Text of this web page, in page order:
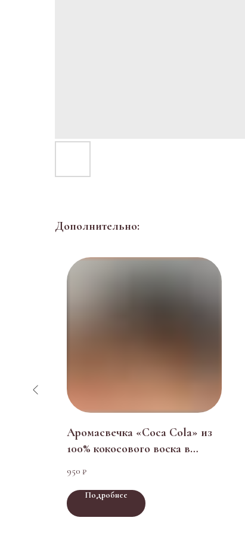
Дополнительно:
Аромасвечка «Coca Cola» из
100% кокосового воска в
950 ₽
Подробнее